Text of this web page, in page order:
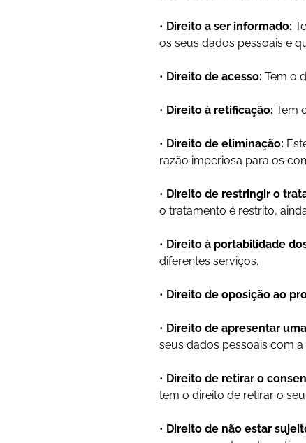
• Direito a ser informado:
os seus dados pessoais e
• Direito de acesso: Tem o
• Direito à retificação: Tem
• Direito de eliminação:
razão imperiosa para os
• Direito de restringir o
o tratamento é restrito,
• Direito à portabilidade
diferentes serviços.
• Direito de oposição ao
• Direito de apresentar
seus dados pessoais com
• Direito de retirar o
tem o direito de retirar o
• Direito de não estar